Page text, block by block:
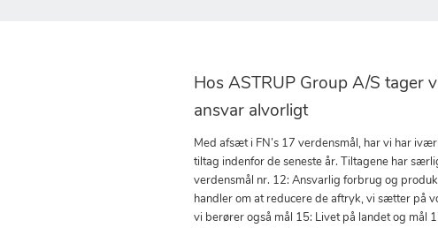
Hos ASTRUP Group A/S tager
ansvar alvorligt
Med afsæt i FN’s 17 verdensmål, har vi har
tiltag indenfor de seneste år. Tiltagene har
verdensmål nr. 12: Ansvarlig forbrug og
handler om at reducere de aftryk, vi sætter på
vi berører også mål 15: Livet på landet og mål